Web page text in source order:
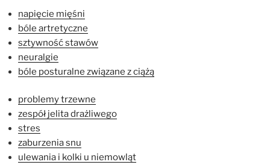
napięcie mięśni
bóle artretyczne
sztywność stawów
neuralgie
bóle posturalne związane z ciążą
problemy trzewne
zespół jelita drażliwego
stres
zaburzenia snu
ulewania i kolki u niemowląt